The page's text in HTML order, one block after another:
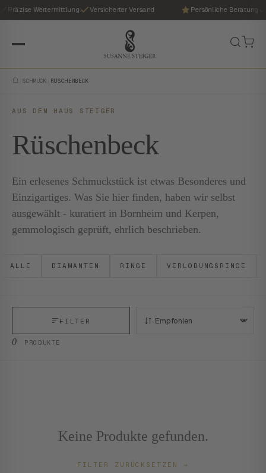
Präzise Wertermittlung Versicherter Versand Persönliche Beratung
SCHMUCK RÜSCHENBECK
AUS DEM HAUS STEIGER
Rüschenbeck
Ein erlesenes Schmuckstück ist etwas Besonderes und
Einzigartiges. Was Sie hier finden, haben wir selbst
ausgewählt - kuratiert in Bornheim und Kerpen,
gemmologisch geprüft, ehrlich beschrieben.
ALLE DIAMANTEN RINGE VERLOBUNGSRINGE
0 PRODUKTE
FILTER SORTIEREN:
Keine Produkte gefunden.
FILTER ZURÜCKSETZEN →